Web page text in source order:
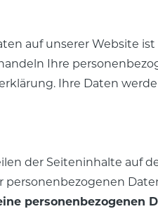
auf unserer Website ist
Ihre
Ihre Daten
der Seiteninhalte auf
personenbezogenen